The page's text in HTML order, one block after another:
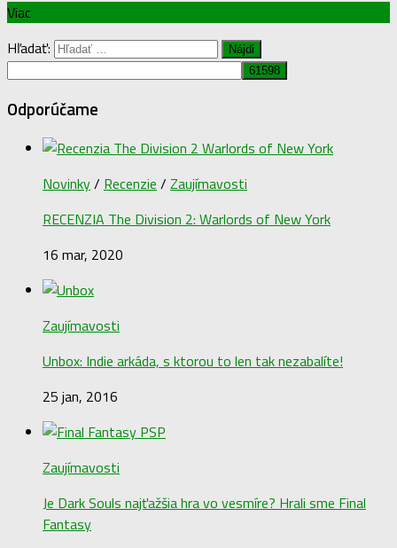
Viac
Hľadať:
Odporúčame
Novinky/ Recenzie / Zaujímavosti
RECENZIA The Division 2: Warlords of New York
16 mar, 2020
Zaujímavosti
Unbox: Indie arkáda, s ktorou to len tak nezabalíte!
25 jan, 2016
Zaujímavosti
Je Dark Souls najťažšia hra vo vesmíre? Hrali sme Final
Fantasy